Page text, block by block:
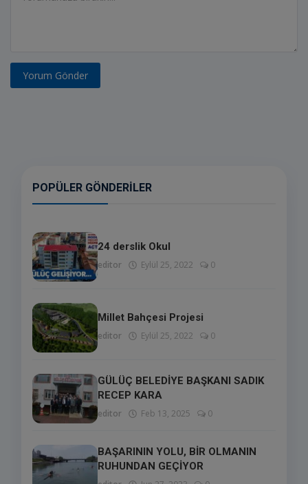
Yorum Gönder
POPÜLER GÖNDERILER
24 derslik Okul
editor Eylül 25, 2022 0
Millet Bahçesi Projesi
editor Eylül 25, 2022 0
GÜLÜÇ BELEDİYE BAŞKANI SADIK
RECEP KARA
editor Feb 13, 2025 0
BAŞARININ YOLU, BİR OLMANIN
RUHUNDAN GEÇİYOR